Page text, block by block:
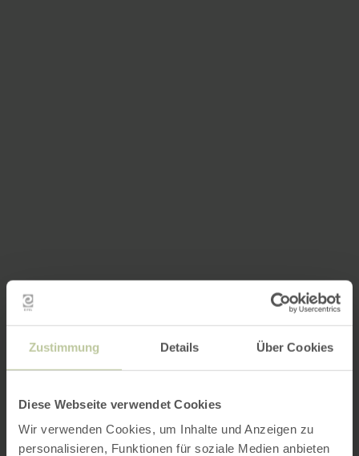
Zustimmung Details Über Cookies
Diese Webseite verwendet Cookies
Wir verwenden Cookies, um Inhalte und Anzeigen zu
personalisieren, Funktionen für soziale Medien anbieten